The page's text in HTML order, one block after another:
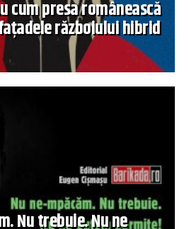
cum presa românească
războiului hibrid
Nu trebuie. Nu ne